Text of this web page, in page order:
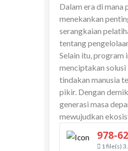
Dalam era di
menekankan
serangkaian
tentang
Selain itu, program
menciptakan solusi
tindakan manusia
pikir. Dengan
generasi masa
mewujudkan
978-
1 file(s)